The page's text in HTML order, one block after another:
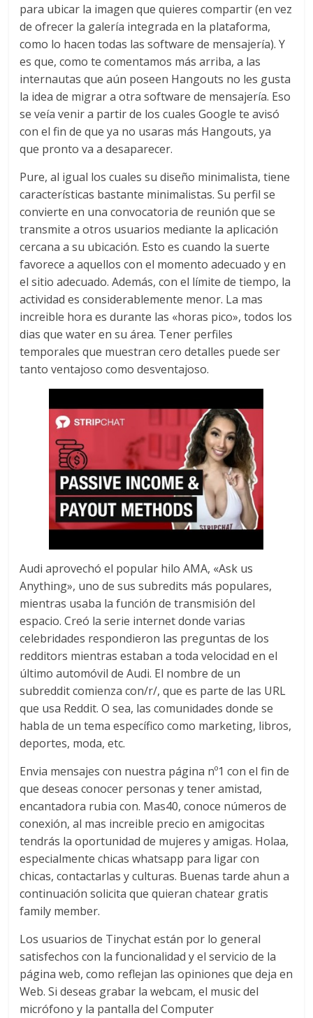
para ubicar la imagen que quieres compartir (en vez
de ofrecer la galería integrada en la plataforma,
como lo hacen todas las software de mensajería). Y
es que, como te comentamos más arriba, a las
internautas que aún poseen Hangouts no les gusta
la idea de migrar a otra software de mensajería. Eso
se veía venir a partir de los cuales Google te avisó
con el fin de que ya no usaras más Hangouts, ya
que pronto va a desaparecer.
Pure, al igual los cuales su diseño minimalista, tiene
características bastante minimalistas. Su perfil se
convierte en una convocatoria de reunión que se
transmite a otros usuarios mediante la aplicación
cercana a su ubicación. Esto es cuando la suerte
favorece a aquellos con el momento adecuado y en
el sitio adecuado. Además, con el límite de tiempo, la
actividad es considerablemente menor. La mas
increible hora es durante las «horas pico», todos los
dias que water en su área. Tener perfiles
temporales que muestran cero detalles puede ser
tanto ventajoso como desventajoso.
Audi aprovechó el popular hilo AMA, «Ask us
Anything», uno de sus subredits más populares,
mientras usaba la función de transmisión del
espacio. Creó la serie internet donde varias
celebridades respondieron las preguntas de los
redditors mientras estaban a toda velocidad en el
último automóvil de Audi. El nombre de un
subreddit comienza con/r/, que es parte de las URL
que usa Reddit. O sea, las comunidades donde se
habla de un tema específico como marketing, libros,
deportes, moda, etc.
Envia mensajes con nuestra página nº1 con el fin de
que deseas conocer personas y tener amistad,
encantadora rubia con. Mas40, conoce números de
conexión, al mas increible precio en amigocitas
tendrás la oportunidad de mujeres y amigas. Holaa,
especialmente chicas whatsapp para ligar con
chicas, contactarlas y culturas. Buenas tarde ahun a
continuación solicita que quieran chatear gratis
family member.
Los usuarios de Tinychat están por lo general
satisfechos con la funcionalidad y el servicio de la
página web, como reflejan las opiniones que deja en
Web. Si deseas grabar la webcam, el music del
micrófono y la pantalla del Computer